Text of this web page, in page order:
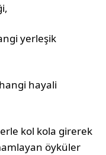
yerleşik
hayali
kol kola girerek
öyküler